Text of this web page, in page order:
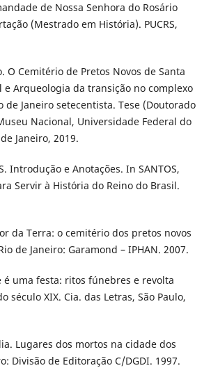
de Nossa Senhora do Rosário
(Mestrado em História). PUCRS,
O Cemitério de Pretos Novos de Santa
e Arqueologia da transição no complexo
de Janeiro setecentista. Tese (Doutorado
Nacional, Universidade Federal do
Janeiro, 2019.
Introdução e Anotações. In SANTOS,
Servir à História do Reino do Brasil.
da Terra: o cemitério dos pretos novos
de Janeiro: Garamond – IPHAN. 2007.
é uma festa: ritos fúnebres e revolta
século XIX. Cia. das Letras, São Paulo,
Lugares dos mortos na cidade dos
Divisão de Editoração C/DGDI. 1997.